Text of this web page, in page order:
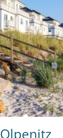
Olpenitz